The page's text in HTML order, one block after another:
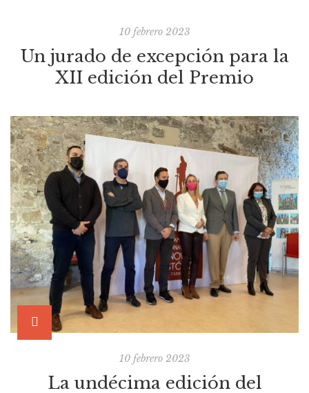
10 febrero 2023
Un jurado de excepción para la
XII edición del Premio
10 febrero 2023
La undécima edición del